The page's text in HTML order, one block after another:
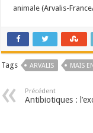
animale (Arvalis-
Tags ARVALIS MAÏS
Précédent
Antibiotiques :